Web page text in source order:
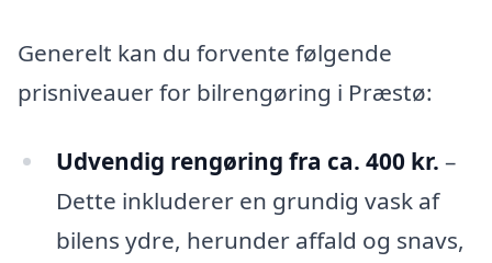
Generelt kan du forvente følgende
prisniveauer for bilrengøring i Præstø:
Udvendig rengøring fra ca. 400 kr. –
Dette inkluderer en grundig vask af
bilens ydre, herunder affald og snavs,